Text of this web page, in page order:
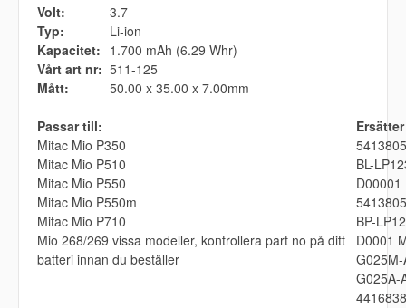
Volt:
3.7
Typ:
Li-ion
Kapacitet: 1.700 mAh (6.29 Whr)
Vårt art nr: 511-125
Mått:
50.00 x 35.00 x 7.00mm
Passar till:
Mitac Mio P350
Mitac Mio P510
Mitac Mio P550
Mitac Mio P550m
Mitac Mio P710
Mio 268/269 vissa modeller, kontrollera part no på ditt
batteri innan du beställer
BL-
D00001
BP-
D0001
G025M-
G025A-